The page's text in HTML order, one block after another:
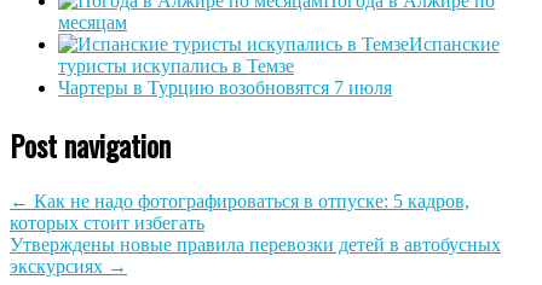
месяцам
Испанские
туристы искупались в Темзе
Чартеры в Турцию возобновятся 7 июля
Post navigation
← Как не надо фотографироваться в отпуске: 5 кадров,
которых стоит избегать
Утверждены новые правила перевозки детей в автобусных
экскурсиях →